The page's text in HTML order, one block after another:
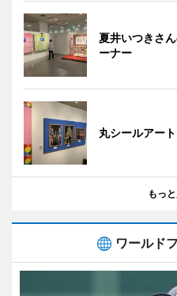
夏井いつきさ
ーナー
丸シールアー
もっ
ワールド